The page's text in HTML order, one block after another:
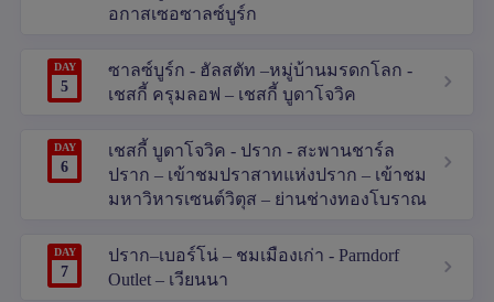
อกาสเซอซาลซ์บูร์ก
DAY
5
ซาลซ์บูร์ก - ฮัลสตัท –หมู่บ้านมรดกโลก -
เชสกี้ ครุมลอฟ – เชสกี้ บูดาโจวิค
DAY
6
เชสกี้ บูดาโจวิค - ปราก - สะพานชาร์ล
ปราก – เข้าชมปราสาทแห่งปราก – เข้าชม
มหาวิหารเซนต์วิตุส – ย่านช่างทองโบราณ
DAY
7
ปราก–เบอร์โน่ – ชมเมืองเก่า - Parndorf
Outlet – เวียนนา